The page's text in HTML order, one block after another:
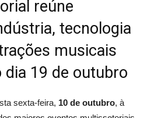
reúne
tecnologia
musicais
dia 19 de outubro
sexta-feira, 10 de outubro, à